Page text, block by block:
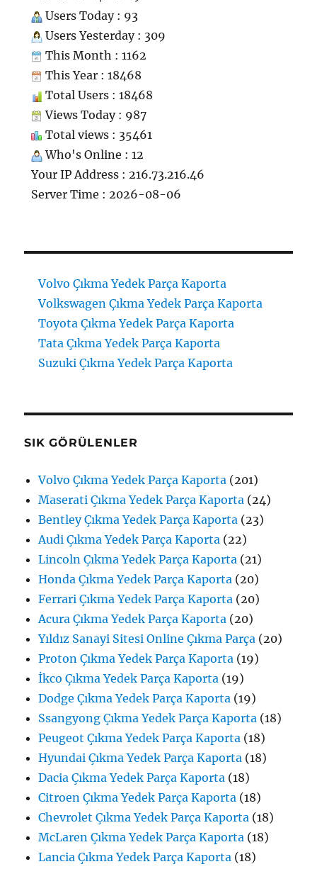
Users Today : 93
Users Yesterday : 309
This Month : 1162
This Year : 18468
Total Users : 18468
Views Today : 987
Total views : 35461
Who's Online : 12
Your IP Address : 216.73.216.46
Server Time : 2026-08-06
Volvo Çıkma Yedek Parça Kaporta
Volkswagen Çıkma Yedek Parça Kaporta
Toyota Çıkma Yedek Parça Kaporta
Tata Çıkma Yedek Parça Kaporta
Suzuki Çıkma Yedek Parça Kaporta
SIK GÖRÜLENLER
Volvo Çıkma Yedek Parça Kaporta (201)
Maserati Çıkma Yedek Parça Kaporta (24)
Bentley Çıkma Yedek Parça Kaporta (23)
Audi Çıkma Yedek Parça Kaporta (22)
Lincoln Çıkma Yedek Parça Kaporta (21)
Honda Çıkma Yedek Parça Kaporta (20)
Ferrari Çıkma Yedek Parça Kaporta (20)
Acura Çıkma Yedek Parça Kaporta (20)
Yıldız Sanayi Sitesi Online Çıkma Parça (20)
Proton Çıkma Yedek Parça Kaporta (19)
İkco Çıkma Yedek Parça Kaporta (19)
Dodge Çıkma Yedek Parça Kaporta (19)
Ssangyong Çıkma Yedek Parça Kaporta (18)
Peugeot Çıkma Yedek Parça Kaporta (18)
Hyundai Çıkma Yedek Parça Kaporta (18)
Dacia Çıkma Yedek Parça Kaporta (18)
Citroen Çıkma Yedek Parça Kaporta (18)
Chevrolet Çıkma Yedek Parça Kaporta (18)
McLaren Çıkma Yedek Parça Kaporta (18)
Lancia Çıkma Yedek Parça Kaporta (18)